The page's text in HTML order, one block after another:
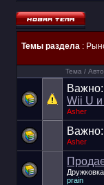
Темы раздела :
Тема /
Важно:
Wii U
Asher
Важно:
Asher
Дружковка
prain